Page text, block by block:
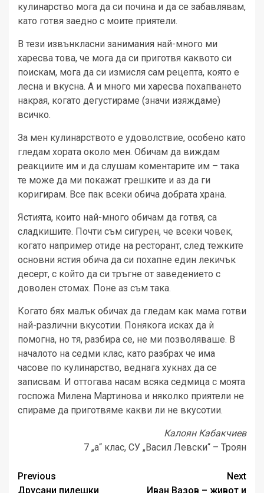
кулинарство мога да си почина и да се забавлявам,
като готвя заедно с моите приятели.
В тези извънкласни занимания най-много ми
харесва това, че мога да си приготвя каквото си
поискам, мога да си измисля сам рецепта, която е
лесна и вкусна. А и много ми харесва похапването
накрая, когато дегустираме (значи изяждаме)
всичко.
За мен кулинарството е удоволствие, особено като
гледам хората около мен. Обичам да виждам
реакциите им и да слушам коментарите им – така
те може да ми покажат грешките и аз да ги
коригирам. Все пак всеки обича добрата храна.
Ястията, които най-много обичам да готвя, са
сладкишите. Почти съм сигурен, че всеки човек,
когато например отиде на ресторант, след тежките
основни ястия обича да си похапне един лекичък
десерт, с който да си тръгне от заведението с
доволен стомах. Поне аз съм така.
Когато бях малък обичах да гледам как мама готви
най-различни вкусотии. Понякога исках да ѝ
помогна, но тя, разбира се, не ми позволяваше. В
началото на седми клас, като разбрах че има
часове по кулинарство, веднага хукнах да се
записвам. И оттогава насам всяка седмица с моята
госпожа Милена Мартинова и няколко приятели не
спираме да приготвяме какви ли не вкусотии.
Калоян Кабакчиев
7 „а“ клас, СУ „Васил Левски“ – Троян
Post
Previous
Друсани пилешки
Next
Иван Вазов – живот и